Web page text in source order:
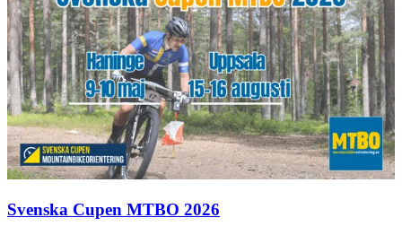
Svenska Cupen MTBO 2026